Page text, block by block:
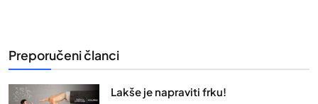
Preporučeni članci
Lakše je napraviti frku!